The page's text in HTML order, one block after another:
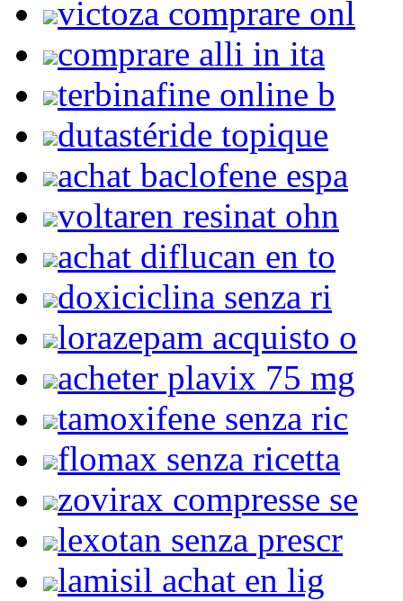
victoza comprare onl
comprare alli in ita
terbinafine online b
dutastéride topique
achat baclofene espa
voltaren resinat ohn
achat diflucan en to
doxiciclina senza ri
lorazepam acquisto o
acheter plavix 75 mg
tamoxifene senza ric
flomax senza ricetta
zovirax compresse se
lexotan senza prescr
lamisil achat en lig